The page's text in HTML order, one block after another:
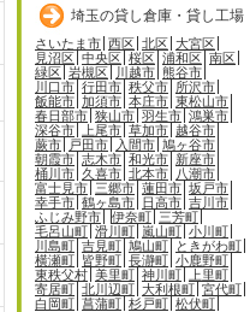
埼玉の貸し倉庫・貸し工場
さいたま市 西区 北区 大宮区
見沼区 中央区 桜区 浦和区 南区
緑区 岩槻区 川越市 熊谷市
川口市 行田市 秩父市 所沢市
飯能市 加須市 本庄市 東松山市
春日部市 狭山市 羽生市 鴻巣市
深谷市
上尾市 草加市 越谷市
蕨市
戸田市 入間市 鳩ヶ谷市
朝霞市 志木市 和光市 新座市
桶川市 久喜市 北本市
八潮市
富士見市 三郷市 蓮田市 坂戸市
幸手市 鶴ヶ島市 日高市 吉川市
ふじみ野市
伊奈町 三芳町
毛呂山町 滑川町 嵐山町 小川町
川島町 吉見町 鳩山町
ときがわ町
横瀬町 皆野町 長瀞町 小鹿野町
東秩父村 美里町 神川町
上里町
寄居町 北川辺町 大利根町 宮代町
白岡町 菖蒲町 杉戸町 松伏町